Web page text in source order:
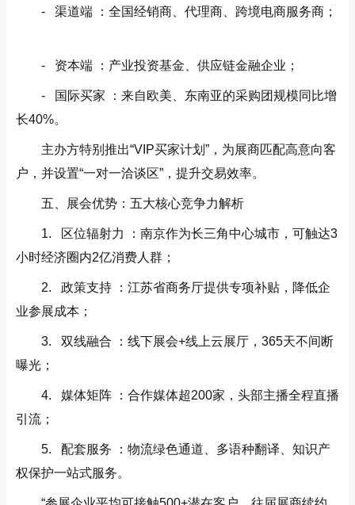
- 渠道端 ：全国经销商、代理商、跨境电商服务商；
- 资本端 ：产业投资基金、供应链金融企业；
- 国际买家 ：来自欧美、东南亚的采购团规模同比增
长40%。
主办方特别推出“VIP买家计划”，为展商匹配高意向客
户，并设置“一对一洽谈区”，提升交易效率。
五、展会优势：五大核心竞争力解析
1. 区位辐射力 ：南京作为长三角中心城市，可触达3
小时经济圈内2亿消费人群；
2. 政策支持 ：江苏省商务厅提供专项补贴，降低企
业参展成本；
3. 双线融合 ：线下展会+线上云展厅，365天不间断
曝光；
4. 媒体矩阵 ：合作媒体超200家，头部主播全程直播
引流；
5. 配套服务 ：物流绿色通道、多语种翻译、知识产
权保护一站式服务。